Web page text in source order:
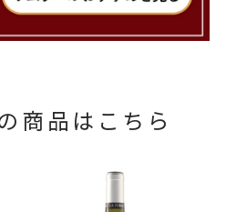
商品はこちら